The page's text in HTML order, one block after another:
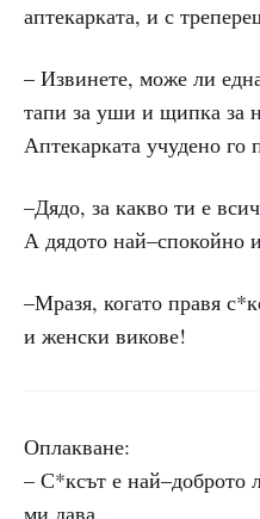
аптекарката, и с
– Извинете, може ли
тапи за уши и щипка за
Аптекарката учудено го
–Дядо, за какво ти е
А дядото най–спокойно
–Мразя, когато правя
и женски викове!
Оплакване:
– С*ксът е най–доброто
ми дава.